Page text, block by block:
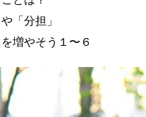
や「分担」
増やそう１〜６